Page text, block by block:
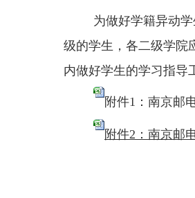
为做好学籍异动
级的学生，各二级学院
内做好学生的学习指导
附件1：南京邮
附件2：南京邮